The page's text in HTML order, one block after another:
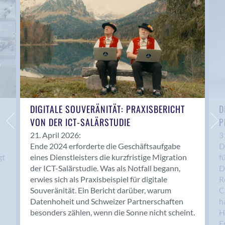
Anwil
Appenzell
Au SG
Baar
Baden
Balsthal
Balzers
Basel
Bassersdorf
Belp
Bendern
Benken (SG)
Bergdietikon
Berlin
Bern
Bern - Liebefeld
DIGITALE SOUVERÄNITÄT: PRAXISBERICHT
VON DER ICT-SALÄRSTUDIE
21. April 2026:
Ende 2024 erforderte die Geschäftsaufgabe
eines Dienstleisters die kurzfristige Migration
der ICT-Salärstudie. Was als Notfall begann,
erwies sich als Praxisbeispiel für digitale
Souveränität. Ein Bericht darüber, warum
Datenhoheit und Schweizer Partnerschaften
besonders zählen, wenn die Sonne nicht scheint.